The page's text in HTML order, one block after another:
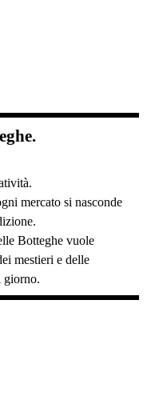
mercato si nasconde
Botteghe vuole
mestieri e delle
giorno.